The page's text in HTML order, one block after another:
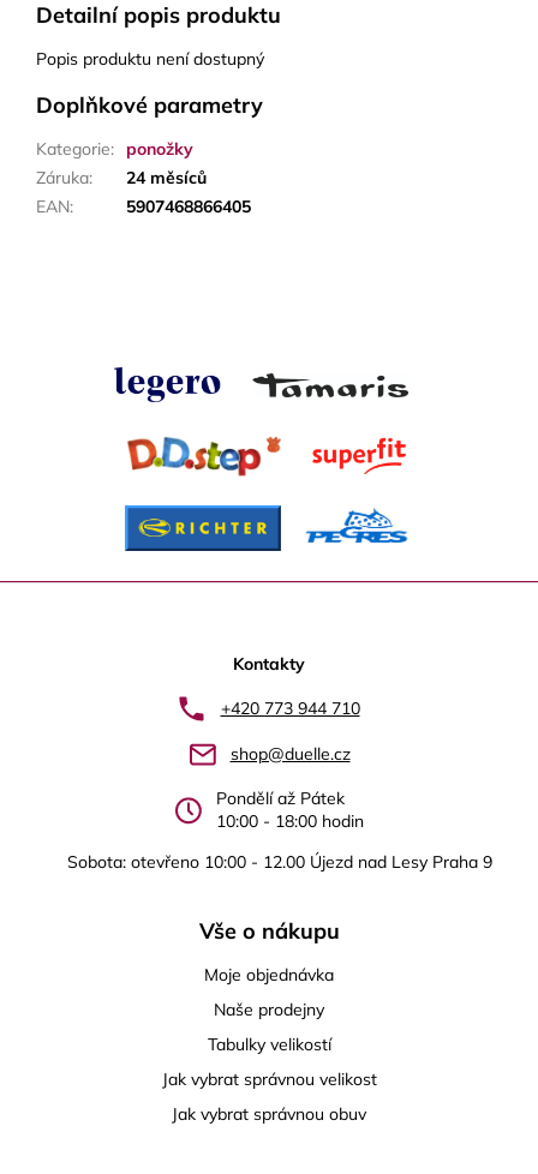
Detailní popis produktu
Popis produktu není dostupný
Doplňkové parametry
Kategorie: ponožky
Záruka:
24 měsíců
EAN: 5907468866405
Kontakty
+420 773 944 710
shop@duelle.cz
Pondělí až Pátek
10:00 - 18:00 hodin
Sobota: otevřeno 10:00 - 12.00 Újezd nad Lesy Praha 9
Vše o nákupu
Moje objednávka
Naše prodejny
Tabulky velikostí
Jak vybrat správnou velikost
Jak vybrat správnou obuv